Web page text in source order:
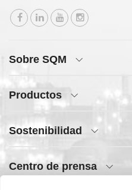
Sobre SQM
Productos
Sostenibilidad
Centro de prensa